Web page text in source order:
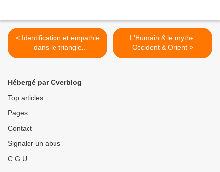
< Identification et empathie
dans le triangle
acteur/personnage/spectate
L'Humain & le mythe.
Occident & Orient >
Hébergé par Overblog
Top articles
Pages
Contact
Signaler un abus
C.G.U.